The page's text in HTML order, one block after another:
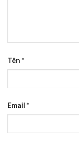
Tên *
Email *